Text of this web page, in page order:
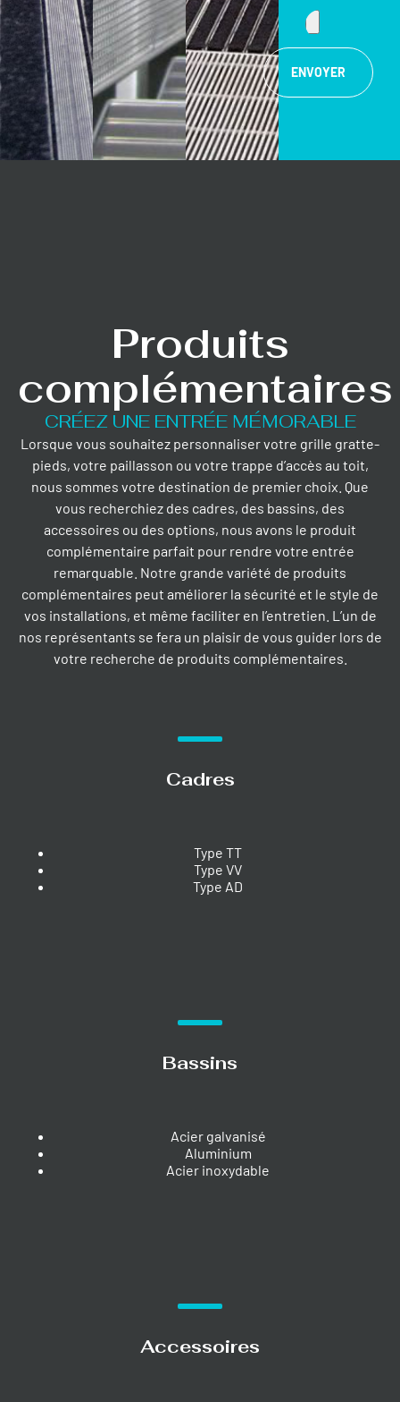
ENVOYER
Produits
complémentaires
CRÉEZ UNE ENTRÉE MÉMORABLE
Lorsque vous souhaitez personnaliser votre grille gratte-
pieds, votre paillasson ou votre trappe d’accès au toit,
nous sommes votre destination de premier choix. Que
vous recherchiez des cadres, des bassins, des
accessoires ou des options, nous avons le produit
complémentaire parfait pour rendre votre entrée
remarquable. Notre grande variété de produits
complémentaires peut améliorer la sécurité et le style de
vos installations, et même faciliter en l’entretien. L’un de
nos représentants se fera un plaisir de vous guider lors de
votre recherche de produits complémentaires.
Cadres
Type TT
Type VV
Type AD
Bassins
Acier galvanisé
Aluminium
Acier inoxydable
Accessoires